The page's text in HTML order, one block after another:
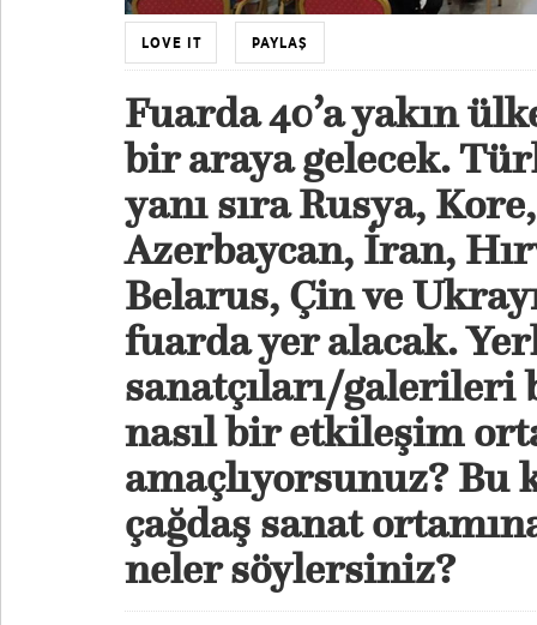
LOVE IT PAYLAŞ
Fuarda 40’a yakın
bir araya gelecek.
yanı sıra Rusya,
Azerbaycan, İran,
Belarus, Çin ve
fuarda yer alacak.
sanatçıları/
nasıl bir etkileşim
amaçlıyorsunuz? Bu
çağdaş sanat
neler söylersiniz?